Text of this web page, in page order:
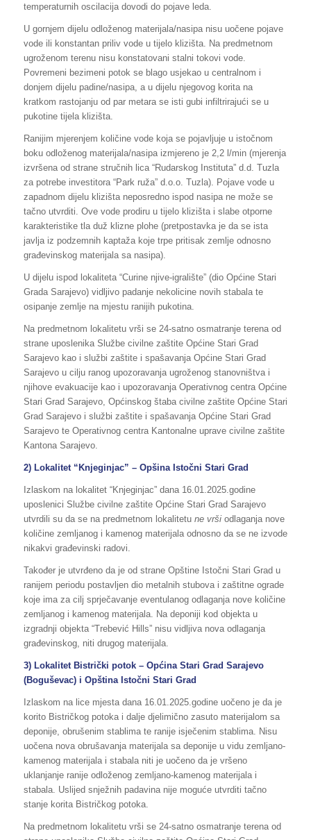
temperaturnih oscilacija dovodi do pojave leda.
U gornjem dijelu odloženog materijala/nasipa nisu uočene pojave
vode ili konstantan priliv vode u tijelo klizišta. Na predmetnom
ugroženom terenu nisu konstatovani stalni tokovi vode.
Povremeni bezimeni potok se blago usjekao u centralnom i
donjem dijelu padine/nasipa, a u dijelu njegovog korita na
kratkom rastojanju od par metara se isti gubi infiltrirajući se u
pukotine tijela klizišta.
Ranijim mjerenjem količine vode koja se pojavljuje u istočnom
boku odloženog materijala/nasipa izmjereno je 2,2 l/min (mjerenja
izvršena od strane stručnih lica “Rudarskog Instituta” d.d. Tuzla
za potrebe investitora “Park ruža” d.o.o. Tuzla). Pojave vode u
zapadnom dijelu klizišta neposredno ispod nasipa ne može se
tačno utvrditi. Ove vode prodiru u tijelo klizišta i slabe otporne
karakteristike tla duž klizne plohe (pretpostavka je da se ista
javlja iz podzemnih kaptaža koje trpe pritisak zemlje odnosno
građevinskog materijala sa nasipa).
U dijelu ispod lokaliteta “Curine njive-igralište” (dio Općine Stari
Grada Sarajevo) vidljivo padanje nekolicine novih stabala te
osipanje zemlje na mjestu ranijih pukotina.
Na predmetnom lokalitetu vrši se 24-satno osmatranje terena od
strane uposlenika Službe civilne zaštite Općine Stari Grad
Sarajevo kao i službi zaštite i spašavanja Općine Stari Grad
Sarajevo u cilju ranog upozoravanja ugroženog stanovništva i
njihove evakuacije kao i upozoravanja Operativnog centra Općine
Stari Grad Sarajevo, Općinskog štaba civilne zaštite Općine Stari
Grad Sarajevo i službi zaštite i spašavanja Općine Stari Grad
Sarajevo te Operativnog centra Kantonalne uprave civilne zaštite
Kantona Sarajevo.
2) Lokalitet “Knjeginjac” – Opšina Istočni Stari Grad
Izlaskom na lokalitet “Knjeginjac” dana 16.01.2025.godine
uposlenici Službe civilne zaštite Općine Stari Grad Sarajevo
utvrdili su da se na predmetnom lokalitetune vršiodlaganja nove
količine zemljanog i kamenog materijala odnosno da se ne izvode
nikakvi građevinski radovi.
Također je utvrđeno da je od strane Opštine Istočni Stari Grad u
ranijem periodu postavljen dio metalnih stubova i zaštitne ograde
koje ima za cilj sprječavanje eventulanog odlaganja nove količine
zemljanog i kamenog materijala. Na deponiji kod objekta u
izgradnji objekta “Trebević Hills” nisu vidljiva nova odlaganja
građevinskog, niti drugog materijala.
3) Lokalitet Bistrički potok – Općina Stari Grad Sarajevo
(Boguševac) i Opština Istočni Stari Grad
Izlaskom na lice mjesta dana 16.01.2025.godine uočeno je da je
korito Bistričkog potoka i dalje djelimično zasuto materijalom sa
deponije, obrušenim stablima te ranije isječenim stablima. Nisu
uočena nova obrušavanja materijala sa deponije u vidu zemljano-
kamenog materijala i stabala niti je uočeno da je vršeno
uklanjanje ranije odloženog zemljano-kamenog materijala i
stabala. Uslijed snježnih padavina nije moguće utvrditi tačno
stanje korita Bistričkog potoka.
Na predmetnom lokalitetu vrši se 24-satno osmatranje terena od